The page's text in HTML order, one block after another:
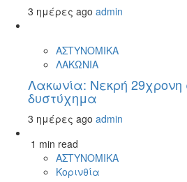
3 ημέρες ago admin
ΑΣΤΥΝΟΜΙΚΑ
ΛΑΚΩΝΙΑ
Λακωνία: Νεκρή 29χρονη
δυστύχημα
3 ημέρες ago admin
1 min read
ΑΣΤΥΝΟΜΙΚΑ
Κορινθία